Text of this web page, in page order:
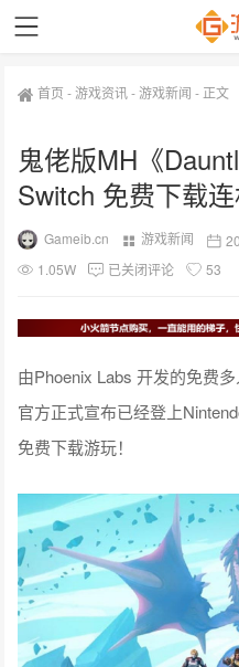
首页 -游戏资讯-游戏新闻 - 正文
鬼佬版MH《
Switch 免费下载
Gameib.cn 游戏新闻
1.05W
已关闭评论 53
由Phoenix Labs 开发的免费
官方正式宣布已经登上
免费下载游玩！